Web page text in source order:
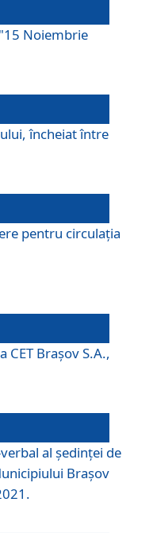
Noiembrie
încheiat între
pentru circulația
Brașov S.A.,
al şedinţei de
Braşov